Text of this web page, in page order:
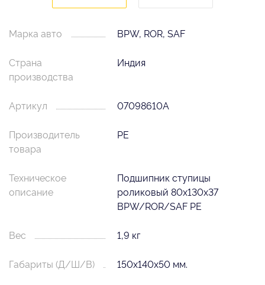
Марка авто BPW, ROR, SAF
Страна
производства
Индия
Артикул 07098610A
Производитель
товара
PE
Техническое
описание
Подшипник ступицы
роликовый 80x130x37
BPW/ROR/SAF PE
Вес 1,9 кг
Габариты (Д/Ш/В) 150х140х50 мм.